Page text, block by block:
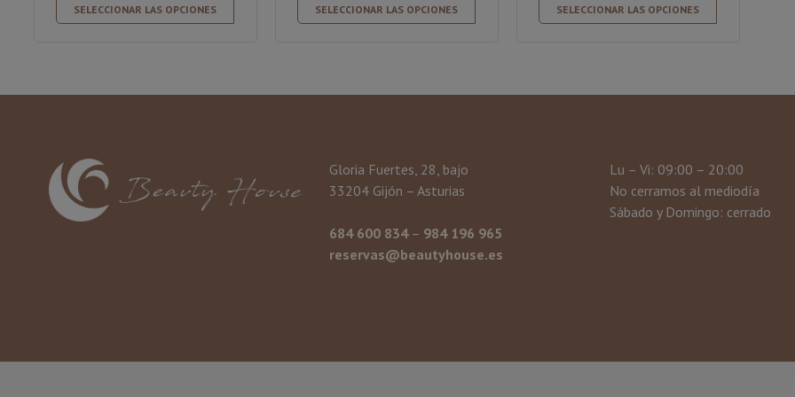
SELECCIONAR LAS OPCIONES SELECCIONAR LAS OPCIONES SELECCIONAR LAS OPCIONES
Gloria Fuertes, 28, bajo
33204 Gijón – Asturias
684 600 834– 984 196 965
reservas@beautyhouse.es
Lu – Vi: 09:00 – 20:00
No cerramos al mediodía
Sábado y Domingo: cerrado